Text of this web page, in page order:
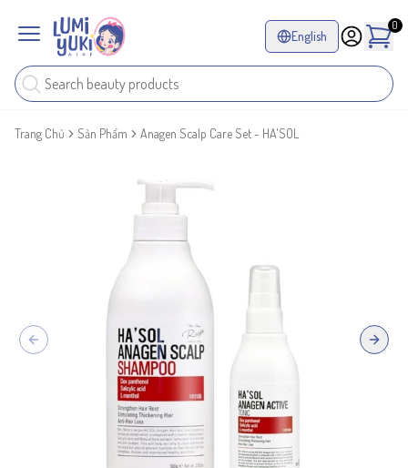
English
0
Trang Chủ Sản Phẩm Anagen Scalp Care Set - HA'SOL
Previous slide Next